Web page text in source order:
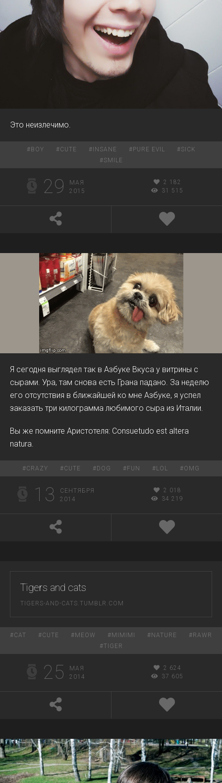
Это неизлечимо.
#BOY #CUTE #INSANE #PURE EVIL #SICK
#SMILE
29
МАЯ
2015
2 182
31 515
Я сегодня выглядел так в Азбуке Вкуса у витрины с
сырами. Ура, там снова есть Грана падано. За неделю
его отсутствия в ближайшей ко мне Азбуке, я успел
заказать три килограмма любимого сыра из Италии.
Вы же помните Аристотеля: Consuetudo est altera
natura.
#CRAZY #CUTE #DOG #FUN #LOL #OMG
13
СЕНТЯБРЯ
2014
2 018
34 219
Tigers and cats
TIGERS-AND-CATS.TUMBLR.COM
#CAT #CUTE #MEOW #MIMIMI #NATURE #RAWR
#TIGER
25
МАЯ
2014
2 624
37 605